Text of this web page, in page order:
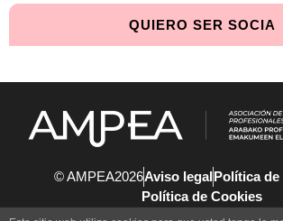
QUIERO SER SOCIA
© AMPEA2026Aviso legalPolítica
Política de Cookies